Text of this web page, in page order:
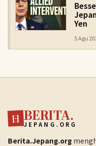
Yen
5 Agu
日 BERITA.
JEPANG.ORG
Berita.Jepang.org